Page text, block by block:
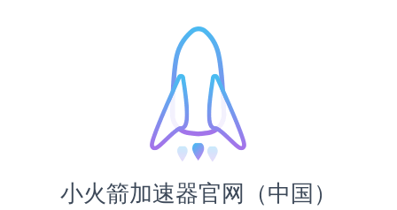
小火箭加速器官网（中国）